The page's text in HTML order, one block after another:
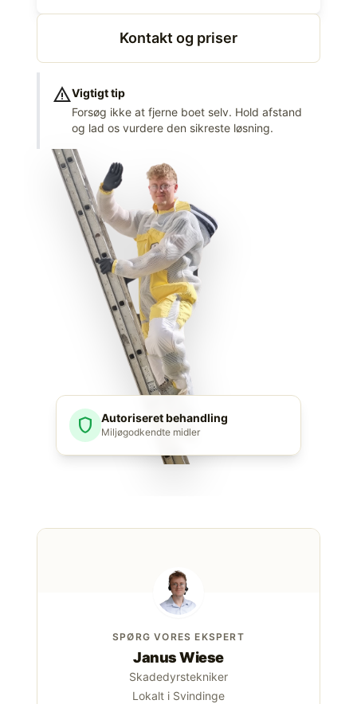
Kontakt og priser
warningVigtigt tip
Forsøg ikke at fjerne boet selv. Hold afstand
og lad os vurdere den sikreste løsning.
shield Autoriseret behandling
Miljøgodkendte midler
SPØRG VORES EKSPERT
Janus Wiese
Skadedyrstekniker
Lokalt i Svindinge